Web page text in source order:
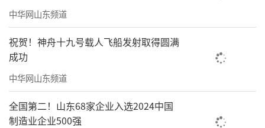
中华网山东频道
祝贺！神舟十九号载人飞船发射取得圆满
成功
中华网山东频道
全国第二！山东68家企业入选2024中国
制造业企业500强